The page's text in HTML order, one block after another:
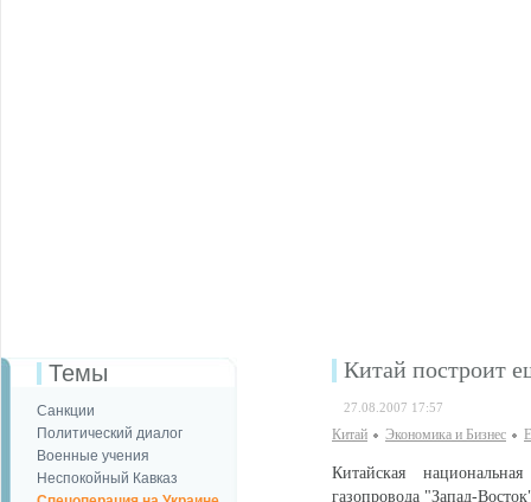
Темы
Санкции
Политический диалог
Военные учения
Неспокойный Кавказ
Китай построит
27.08.2007 17:57
Китай Экономика и Бизнес
Китайская
газопровода "Запад-